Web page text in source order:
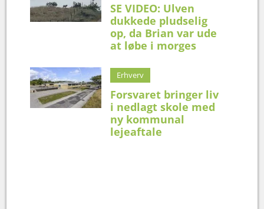
SE VIDEO: Ulven
dukkede pludselig
op, da Brian var ude
at løbe i morges
Erhverv
Forsvaret bringer liv
i nedlagt skole med
ny kommunal
lejeaftale